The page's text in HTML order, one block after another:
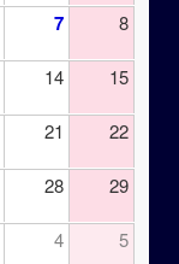
7 8
14 15
21 22
28 29
4 5